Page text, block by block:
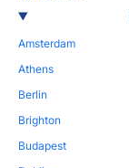
Amsterdam
Athens
Berlin
Brighton
Budapest